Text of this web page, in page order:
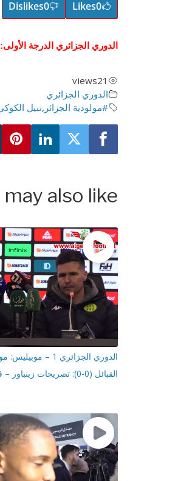
0
Likes
0
Dislikes
الدوري الجزائري الدرجة الأولى: مولودية
21
views
الدوري الجزائري
#مولودية الجزائر ,نبيل
may also like
الدوري الجزائري 1 –
القبائل (0-0): تصريحات زينباور – فيديو